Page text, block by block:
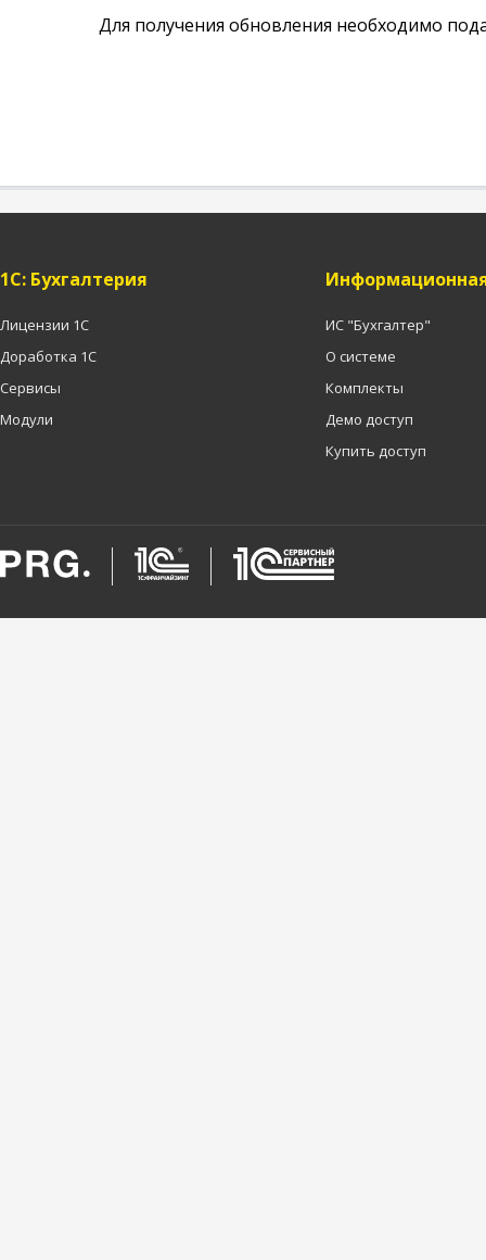
Для получения обновления необходимо
1C: Бухгалтерия
Лицензии 1С
Доработка 1С
Сервисы
Модули
ИС "Бухгалтер"
О системе
Комплекты
Демо доступ
Купить доступ